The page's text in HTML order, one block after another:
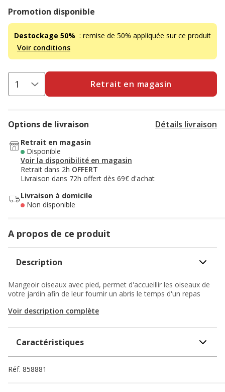
Promotion disponible
Destockage 50% : remise de 50% appliquée sur ce produit
Voir conditions
Retrait en magasin
Options de livraison Détails livraison
Retrait en magasin
Disponible
Voir la disponibilité en magasin
Retrait dans 2h OFFERT
Livraison dans 72h offert dès 69€ d'achat
Livraison à domicile
Non disponible
A propos de ce produit
Description
Mangeoir oiseaux avec pied, permet d'accueillir les oiseaux de
votre jardin afin de leur fournir un abris le temps d'un repas
Voir description complète
Caractéristiques
Réf. 858881